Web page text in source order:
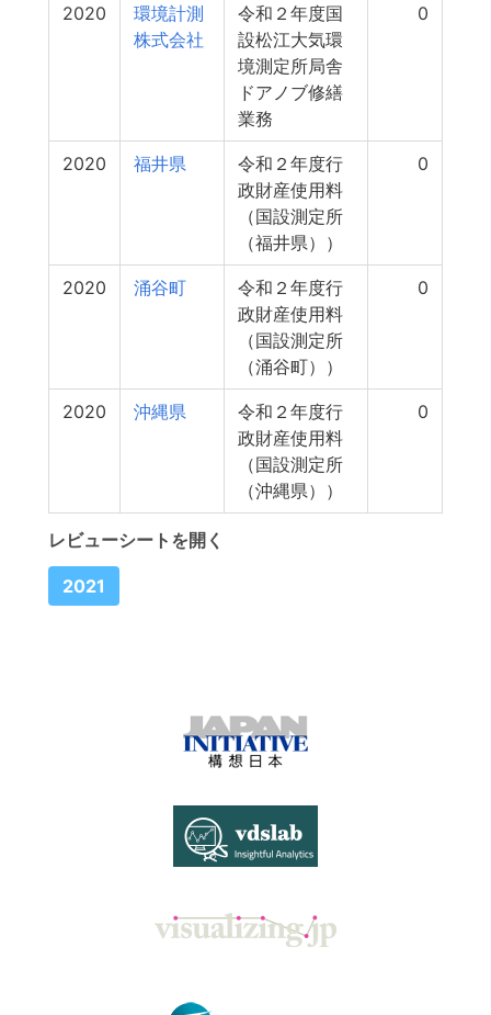
2020
環境計測
株式会社
令和２年度国
設松江大気環
境測定所局舎
ドアノブ修繕
業務
0
2020 福井県
令和２年度行
政財産使用料
（国設測定所
（福井県））
0
2020 涌谷町
令和２年度行
政財産使用料
（国設測定所
（涌谷町））
0
2020 沖縄県
令和２年度行
政財産使用料
（国設測定所
（沖縄県））
0
レビューシートを開く
2021